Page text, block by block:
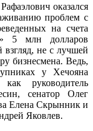
оказался
проблем с
на счета
5 млн долларов
не с лучшей
бизнесмена. Ведь,
у Хечояна
руководитель
сенатор Олег
Елена Скрынник и
Яковлев.